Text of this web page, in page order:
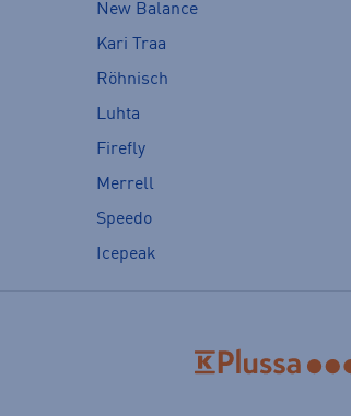
New Balance
Kari Traa
Röhnisch
Luhta
Firefly
Merrell
Speedo
Icepeak